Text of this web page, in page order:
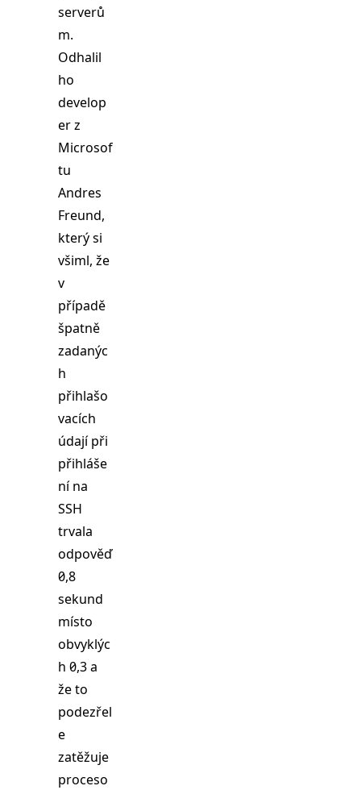
serverů
m.
Odhalil
ho
develop
er z
Microsof
tu
Andres
Freund,
který si
všiml, že
v
případě
špatně
zadanýc
h
přihlašo
vacích
údají při
přihláše
ní na
SSH
trvala
odpověď
0,8
sekund
místo
obvyklýc
h 0,3 a
že to
podezřel
e
zatěžuje
proceso